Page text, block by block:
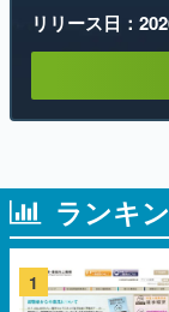
リリース日：
ランキ
1